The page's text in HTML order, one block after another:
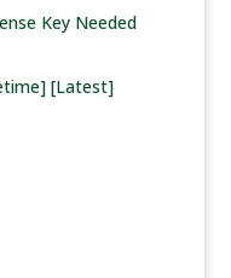
Key Needed
[Latest]